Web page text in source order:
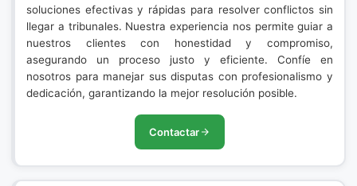
soluciones efectivas y rápidas para resolver conflictos sin
llegar a tribunales. Nuestra experiencia nos permite guiar a
nuestros clientes con honestidad y compromiso,
asegurando un proceso justo y eficiente. Confíe en
nosotros para manejar sus disputas con profesionalismo y
dedicación, garantizando la mejor resolución posible.
Contactar